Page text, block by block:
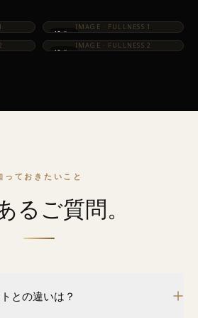
12週目
IMAGE · FULLNESS 1
12週目
IMAGE · FULLNESS 2
っておきたいこと
るご質問。
との違いは？